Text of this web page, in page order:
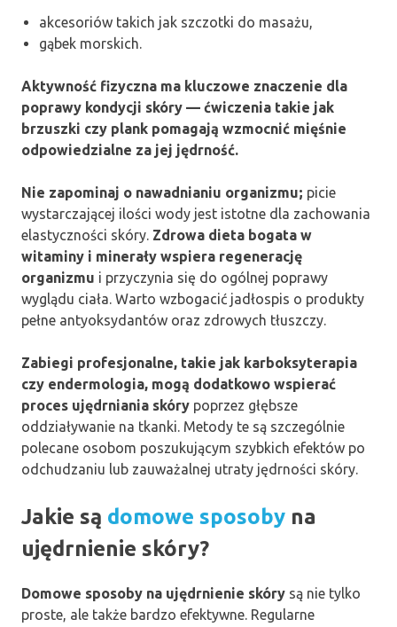
akcesoriów takich jak szczotki do masażu,
gąbek morskich.
Aktywność fizyczna ma kluczowe znaczenie dla
poprawy kondycji skóry — ćwiczenia takie jak
brzuszki czy plank pomagają wzmocnić mięśnie
odpowiedzialne za jej jędrność.
Nie zapominaj o nawadnianiu organizmu; picie
wystarczającej ilości wody jest istotne dla zachowania
elastyczności skóry. Zdrowa dieta bogata w
witaminy i minerały wspiera regenerację
organizmu i przyczynia się do ogólnej poprawy
wyglądu ciała. Warto wzbogacić jadłospis o produkty
pełne antyoksydantów oraz zdrowych tłuszczy.
Zabiegi profesjonalne, takie jak karboksyterapia
czy endermologia, mogą dodatkowo wspierać
proces ujędrniania skóry poprzez głębsze
oddziaływanie na tkanki. Metody te są szczególnie
polecane osobom poszukującym szybkich efektów po
odchudzaniu lub zauważalnej utraty jędrności skóry.
Jakie są domowe sposoby na
ujędrnienie skóry?
Domowe sposoby na ujędrnienie skóry są nie tylko
proste, ale także bardzo efektywne. Regularne